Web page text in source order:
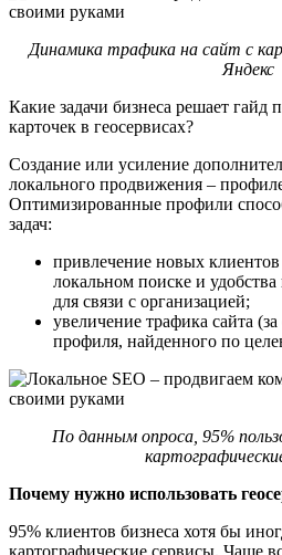
Динамика трафика на сайт с
Яндекс
Какие задачи бизнеса решает гайд
карточек в геосервисах?
Создание или усиление
локального продвижения –
Оптимизированные профили
задач:
привлечение новых клиентов
локальном поиске и
для связи с организацией;
увеличение трафика сайта
профиля, найденного по
По данным опроса, 95%
Почему нужно использовать
95% клиентов бизнеса хотя бы
картографические сервисы. Чаще